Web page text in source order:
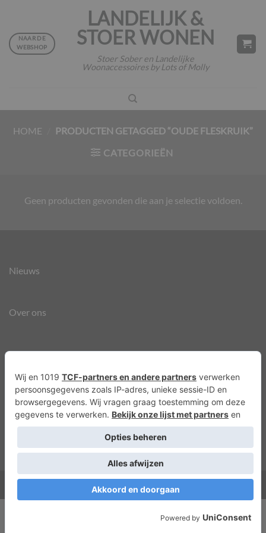
inhoud
LANDELIJK &
STOER WONEN
Stoer Sober en Landelijke
Woonaccessoires by Lots of Molly
NAAR DE
WEBSHOP
HOME
PRODUCTEN GETAGGED “OUDE FLESKRUIK”
CATEGORIEËN
Geen producten gevonden die aan je selectie voldoen.
Nieuws
Over ons
Agenda
Privacyverklaring